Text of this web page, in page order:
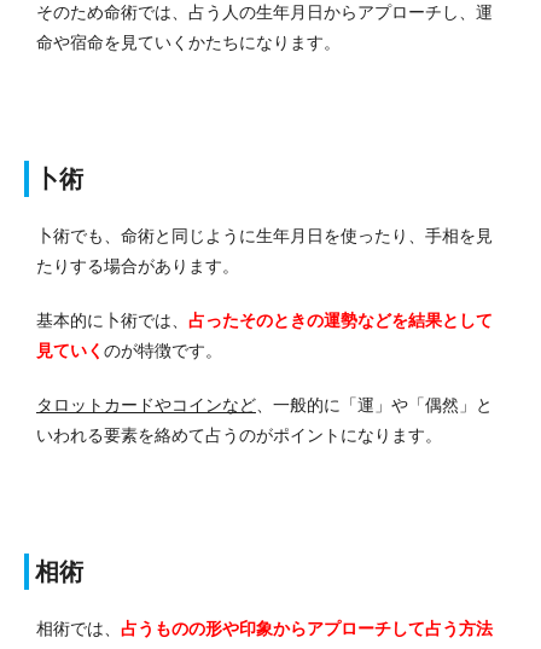
そのため命術では、占う人の生年月日からアプローチし、運
命や宿命を見ていくかたちになります。
卜術
卜術でも、命術と同じように生年月日を使ったり、手相を見
たりする場合があります。
基本的に卜術では、 占ったそのときの運勢などを結果として
見ていく のが特徴です。
タロットカードやコインなど 、一般的に「運」や「偶然」と
いわれる要素を絡めて占うのがポイントになります。
相術
相術では、 占うものの形や印象からアプローチして占う方法